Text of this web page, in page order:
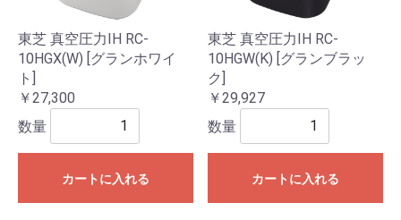
東芝 真空圧力IH RC-
10HGX(W) [グランホワイ
ト]
￥27,300
数量
カートに入れる
東芝 真空圧力IH RC-
10HGW(K) [グランブラッ
ク]
￥29,927
数量
カートに入れる